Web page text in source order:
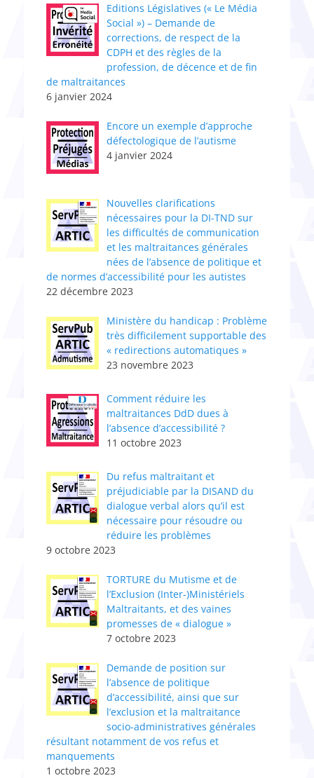
Editions Législatives (« Le Média
Social ») – Demande de
corrections, de respect de la
CDPH et des règles de la
profession, de décence et de fin
de maltraitances
6 janvier 2024
Encore un exemple d’approche
défectologique de l’autisme
4 janvier 2024
Nouvelles clarifications
nécessaires pour la DI-TND sur
les difficultés de communication
et les maltraitances générales
nées de l’absence de politique et
de normes d’accessibilité pour les autistes
22 décembre 2023
Ministère du handicap : Problème
très difficilement supportable des
« redirections automatiques »
23 novembre 2023
Comment réduire les
maltraitances DdD dues à
l’absence d’accessibilité ?
11 octobre 2023
Du refus maltraitant et
préjudiciable par la DISAND du
dialogue verbal alors qu’il est
nécessaire pour résoudre ou
réduire les problèmes
9 octobre 2023
TORTURE du Mutisme et de
l’Exclusion (Inter-)Ministériels
Maltraitants, et des vaines
promesses de « dialogue »
7 octobre 2023
Demande de position sur
l’absence de politique
d’accessibilité, ainsi que sur
l’exclusion et la maltraitance
socio-administratives générales
résultant notamment de vos refus et
manquements
1 octobre 2023